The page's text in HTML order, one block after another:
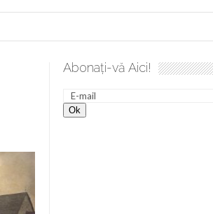
de duminică de Elena Solunca Moise
Abonați-vă Aici!